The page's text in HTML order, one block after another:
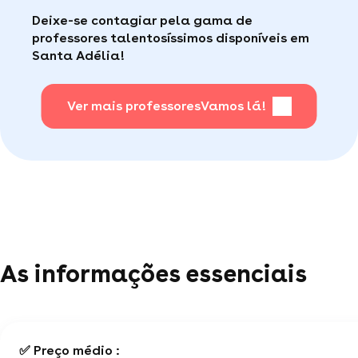
Faça sua busca, com apena um clique, é muito
fácil
consumidor de qualidade disponível para te ajudar
(por telefone e e-mail, 5J/7).
Para saber + acesse nossa página de perguntas
mais frequentes.
Deixe-se contagiar pela gama de
professores talentosíssimos disponíveis em
Santa Adélia!
Ver mais professoresVamos lá!
As informações essenciais
✅ Preço médio :